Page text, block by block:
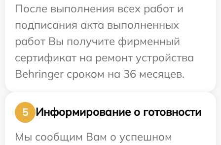
После выполнения всех работ и
подписания акта выполненных
работ Вы получите фирменный
сертификат на ремонт устройства
Behringer сроком на 36 месяцев.
5
Информирование о готовности
Мы сообщим Вам о успешном